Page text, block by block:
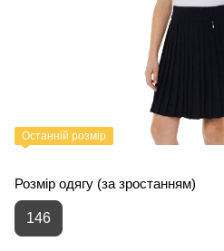
Останній розмір
Розмір одягу (за зростанням)
146